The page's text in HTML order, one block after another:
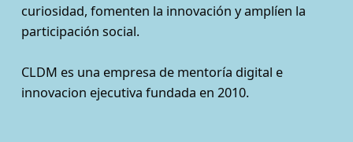
curiosidad, fomenten la innovación y amplíen la
participación social.
CLDM es una empresa de mentoría digital e
innovacion ejecutiva fundada en 2010.